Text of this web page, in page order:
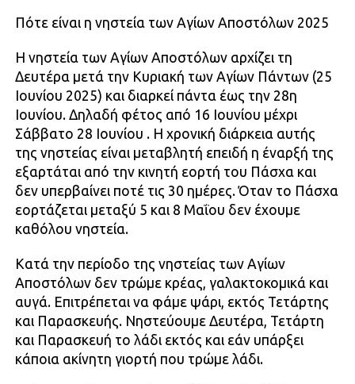
Πότε είναι η νηστεία των Αγίων Αποστόλων 2025
Η νηστεία των Αγίων Αποστόλων αρχίζει τη
Δευτέρα μετά την Κυριακή των Αγίων Πάντων (25
Ιουνίου 2025) και διαρκεί πάντα έως την 28η
Ιουνίου. Δηλαδή φέτος από 16 Ιουνίου μέχρι
Σάββατο 28 Ιουνίου . Η χρονική διάρκεια αυτής
της νηστείας είναι μεταβλητή επειδή η έναρξή της
εξαρτάται από την κινητή εορτή του Πάσχα και
δεν υπερβαίνει ποτέ τις 30 ημέρες. Όταν το Πάσχα
εορτάζεται μεταξύ 5 και 8 Μαΐου δεν έχουμε
καθόλου νηστεία.
Κατά την περίοδο της νηστείας των Αγίων
Αποστόλων δεν τρώμε κρέας, γαλακτοκομικά και
αυγά. Επιτρέπεται να φάμε ψάρι, εκτός Τετάρτης
και Παρασκευής. Νηστεύουμε Δευτέρα, Τετάρτη
και Παρασκευή το λάδι εκτός και εάν υπάρξει
κάποια ακίνητη γιορτή που τρώμε λάδι.